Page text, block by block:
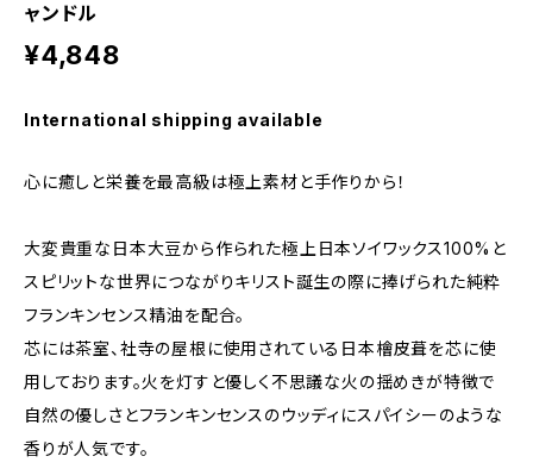
ャンドル
¥4,848
International shipping available
心に癒しと栄養を最高級は極上素材と手作りから！
大変貴重な日本大豆から作られた極上日本ソイワックス100%と
スピリットな世界につながりキリスト誕生の際に捧げられた純粋
フランキンセンス精油を配合。
芯には茶室、社寺の屋根に使用されている日本檜皮葺を芯に使
用しております。火を灯すと優しく不思議な火の揺めきが特徴で
自然の優しさとフランキンセンスのウッディにスパイシーのような
香りが人気です。